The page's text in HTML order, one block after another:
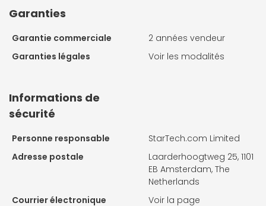
Garanties
Garantie commerciale
2 années vendeur
Garanties légales
Voir les modalités
Informations de
sécurité
Personne responsable
StarTech.com Limited
Adresse postale
Laarderhoogtweg 25, 1101
EB Amsterdam, The
Netherlands
Courrier électronique
Voir la page